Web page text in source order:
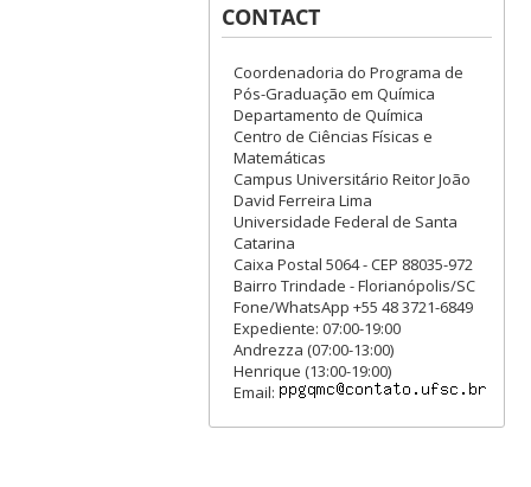
CONTACT
Coordenadoria do Programa de
Pós-Graduação em Química
Departamento de Química
Centro de Ciências Físicas e
Matemáticas
Campus Universitário Reitor João
David Ferreira Lima
Universidade Federal de Santa
Catarina
Caixa Postal 5064 - CEP 88035-972
Bairro Trindade - Florianópolis/SC
Fone/WhatsApp +55 48 3721-6849
Expediente: 07:00-19:00
Andrezza (07:00-13:00)
Henrique (13:00-19:00)
Email: